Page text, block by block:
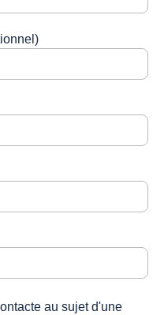
au sujet d'une